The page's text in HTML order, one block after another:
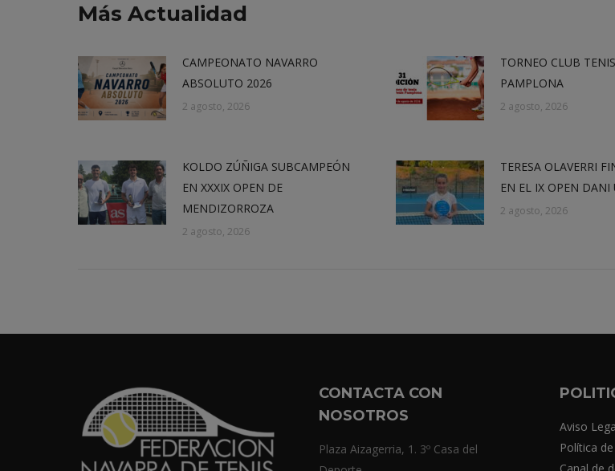
Más Actualidad
CAMPEONATO NAVARRO
ABSOLUTO 2026
2 agosto, 2026
TORNEO CLUB TENIS
PAMPLONA
2 agosto, 2026
KOLDO ZÚÑIGA SUBCAMPEÓN
EN XXXIX OPEN DE
MENDIZORROZA
2 agosto, 2026
TERESA OLAVERRI
EN EL IX OPEN DANI
2 agosto, 2026
CONTACTA CON
NOSOTROS
Plaza Aizagerria, 1. 3º Casa del
Aviso
Política